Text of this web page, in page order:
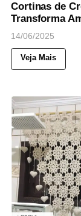
Cortinas de
Transforma
14/06/2025
Veja Mais